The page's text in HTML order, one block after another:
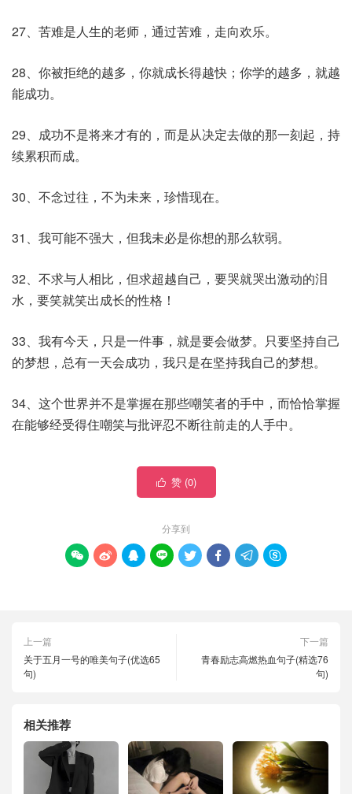
27、苦难是人生的老师，通过苦难，走向欢乐。
28、你被拒绝的越多，你就成长得越快；你学的越多，就越
能成功。
29、成功不是将来才有的，而是从决定去做的那一刻起，持
续累积而成。
30、不念过往，不为未来，珍惜现在。
31、我可能不强大，但我未必是你想的那么软弱。
32、不求与人相比，但求超越自己，要哭就哭出激动的泪
水，要笑就笑出成长的性格！
33、我有今天，只是一件事，就是要会做梦。只要坚持自己
的梦想，总有一天会成功，我只是在坚持我自己的梦想。
34、这个世界并不是掌握在那些嘲笑者的手中，而恰恰掌握
在能够经受得住嘲笑与批评忍不断往前走的人手中。
 赞 (0)
分享到
       
上一篇
关于五月一号的唯美句子(优选65
句)
下一篇
青春励志高燃热血句子(精选76
句)
相关推荐